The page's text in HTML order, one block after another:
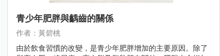
青少年肥胖與齲齒的關係
作者：黃碧桃
由於飲食習慣的改變，是青少年肥胖增加的主要原因。除了